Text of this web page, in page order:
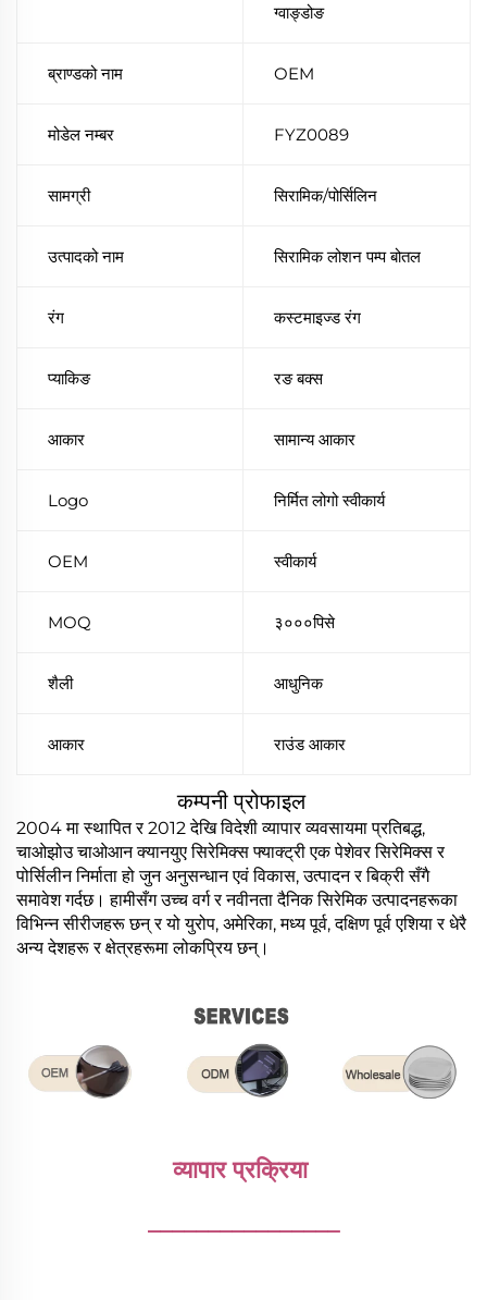
ग्वाङ्डोङ
ब्राण्डको नाम OEM
मोडेल नम्बर FYZ0089
सामग्री सिरामिक/पोर्सिलिन
उत्पादको नाम सिरामिक लोशन पम्प बोतल
रंग कस्टमाइज्ड रंग
प्याकिङ रङ बक्स
आकार सामान्य आकार
Logo निर्मित लोगो स्वीकार्य
OEM स्वीकार्य
MOQ ३०००पिसे
शैली आधुनिक
आकार राउंड आकार
कम्पनी प्रोफाइल
2004 मा स्थापित र 2012 देखि विदेशी व्यापार व्यवसायमा प्रतिबद्ध,
चाओझोउ चाओआन क्यानयुए सिरेमिक्स फ्याक्ट्री एक पेशेवर सिरेमिक्स र
पोर्सिलीन निर्माता हो जुन अनुसन्धान एवं विकास, उत्पादन र बिक्री सँगै
समावेश गर्दछ। हामीसँग उच्च वर्ग र नवीनता दैनिक सिरेमिक उत्पादनहरूका
विभिन्न सीरीजहरू छन् र यो युरोप, अमेरिका, मध्य पूर्व, दक्षिण पूर्व एशिया र धेरै
अन्य देशहरू र क्षेत्रहरूमा लोकप्रिय छन्।
व्यापार प्रक्रिया
________________